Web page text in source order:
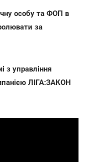
особу та ФОП в
за
з управління
ЛІГА:ЗАКОН